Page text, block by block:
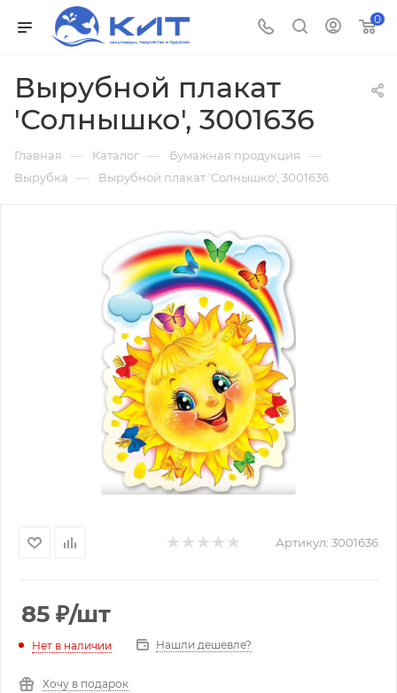
0
Вырубной плакат
'Солнышко', 3001636
Главная — Каталог — Бумажная продукция —
Вырубка — Вырубной плакат 'Солнышко', 3001636
Артикул: 3001636
85 ₽/шт
Нет в наличии Нашли дешевле?
Хочу в подарок